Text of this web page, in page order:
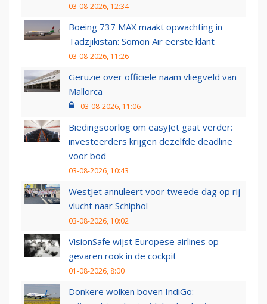
03-08-2026, 12:34
Boeing 737 MAX maakt opwachting in
Tadzjikistan: Somon Air eerste klant
03-08-2026, 11:26
Geruzie over officiële naam vliegveld van
Mallorca
03-08-2026, 11:06
Biedingsoorlog om easyJet gaat verder:
investeerders krijgen dezelfde deadline
voor bod
03-08-2026, 10:43
WestJet annuleert voor tweede dag op rij
vlucht naar Schiphol
03-08-2026, 10:02
VisionSafe wijst Europese airlines op
gevaren rook in de cockpit
01-08-2026, 8:00
Donkere wolken boven IndiGo: